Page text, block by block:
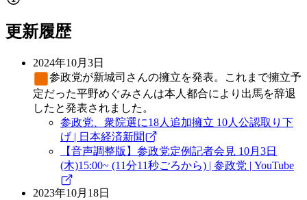
更新履歴
2024年10月3日
参政党が新城司さんの擁立を発表。これまで擁立予
定だった平野めぐみさんは本人都合により出馬を辞退
したと発表されました。
参政党、衆院選に18人追加擁立 10人公認取り下
げ | 日本経済新聞
【音声調整版】参政党定例記者会見 10月3日
(木)15:00~ (11分11秒ごろから) | 参政党 | YouTube
2023年10月18日